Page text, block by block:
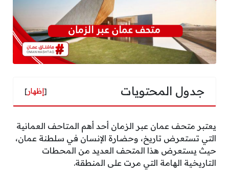
جدول المحتويات [إظهار]
يعتبر متحف عمان عبر الزمان أحد أهم المتاحف العمانية
التي تستعرض تاريخ، وحضارة الإنسان في سلطنة عمان،
حيث يستعرض هذا المتحف العديد من المحطات
التاريخية الهامة التي مرت على المنطقة.